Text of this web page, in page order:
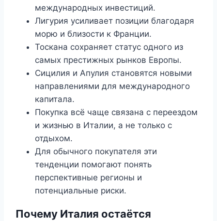
международных инвестиций.
Лигурия усиливает позиции благодаря
морю и близости к Франции.
Тоскана сохраняет статус одного из
самых престижных рынков Европы.
Сицилия и Апулия становятся новыми
направлениями для международного
капитала.
Покупка всё чаще связана с переездом
и жизнью в Италии, а не только с
отдыхом.
Для обычного покупателя эти
тенденции помогают понять
перспективные регионы и
потенциальные риски.
Почему Италия остаётся